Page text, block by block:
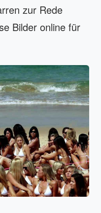
zur Rede
Bilder online für